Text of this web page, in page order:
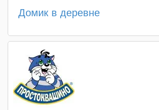
Домик в деревне